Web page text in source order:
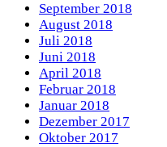
September 2018
August 2018
Juli 2018
Juni 2018
April 2018
Februar 2018
Januar 2018
Dezember 2017
Oktober 2017